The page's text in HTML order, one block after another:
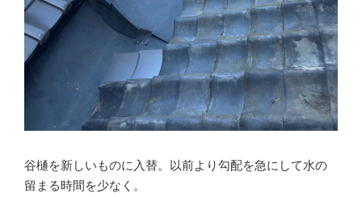
谷樋を新しいものに入替。以前より勾配を急にして水の
留まる時間を少なく。